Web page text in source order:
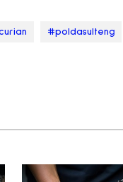
#poldasulteng